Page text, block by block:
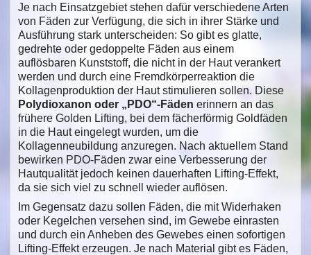
Je nach Einsatzgebiet stehen dafür verschiedene Arten
von Fäden zur Verfügung, die sich in ihrer Stärke und
Ausführung stark unterscheiden: So gibt es glatte,
gedrehte oder gedoppelte Fäden aus einem
auflösbaren Kunststoff, die nicht in der Haut verankert
werden und durch eine Fremdkörperreaktion die
Kollagenproduktion der Haut stimulieren sollen. Diese
Polydioxanon oder „PDO“-Fäden erinnern an das
frühere Golden Lifting, bei dem fächerförmig Goldfäden
in die Haut eingelegt wurden, um die
Kollagenneubildung anzuregen. Nach aktuellem Stand
bewirken PDO-Fäden zwar eine Verbesserung der
Hautqualität jedoch keinen dauerhaften Lifting-Effekt,
da sie sich viel zu schnell wieder auflösen.
Im Gegensatz dazu sollen Fäden, die mit Widerhaken
oder Kegelchen versehen sind, im Gewebe einrasten
und durch ein Anheben des Gewebes einen sofortigen
Lifting-Effekt erzeugen. Je nach Material gibt es Fäden,